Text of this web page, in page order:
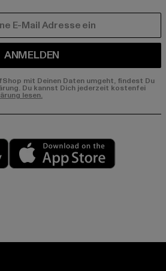
ANMELDEN
mit Deinen Daten umgeht, findest Du
Du kannst Dich jederzeit kostenfei
lesen.
Play market